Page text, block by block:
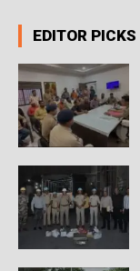
EDITOR PICKS